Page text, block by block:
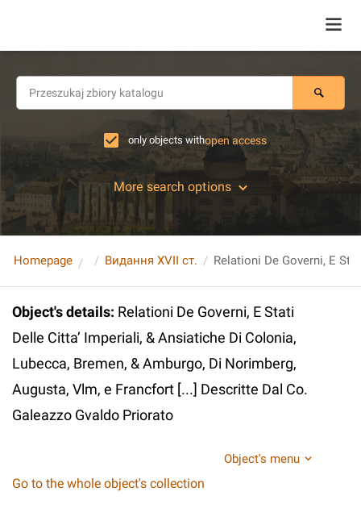
only objects withopen access
More search options
Homepage Видання XVII ст.
Object's details: Relationi De Governi, E Stati
Delle Citta’ Imperiali, & Ansiatiche Di Colonia,
Lubecca, Bremen, & Amburgo, Di Norimberg,
Augusta, Vlm, e Francfort [...] Descritte Dal Co.
Galeazzo Gvaldo Priorato
Object's menu
Go to the whole object's collection